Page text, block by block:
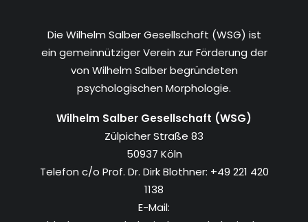
Die Wilhelm Salber Gesellschaft (WSG) ist
ein gemeinnütziger Verein zur Förderung der
von Wilhelm Salber begründeten
psychologischen Morphologie.
Wilhelm Salber Gesellschaft (WSG)
Zülpicher Straße 83
50937 Köln
Telefon c/o Prof. Dr. Dirk Blothner: +49 221 420
1138
E-Mail: